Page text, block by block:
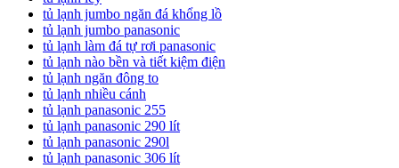
tủ lạnh jumbo ngăn đá khổng lồ
tủ lạnh jumbo panasonic
tủ lạnh làm đá tự rơi panasonic
tủ lạnh nào bền và tiết kiệm điện
tủ lạnh ngăn đông to
tủ lạnh nhiều cánh
tủ lạnh panasonic 255
tủ lạnh panasonic 290 lít
tủ lạnh panasonic 290l
tủ lạnh panasonic 306 lít